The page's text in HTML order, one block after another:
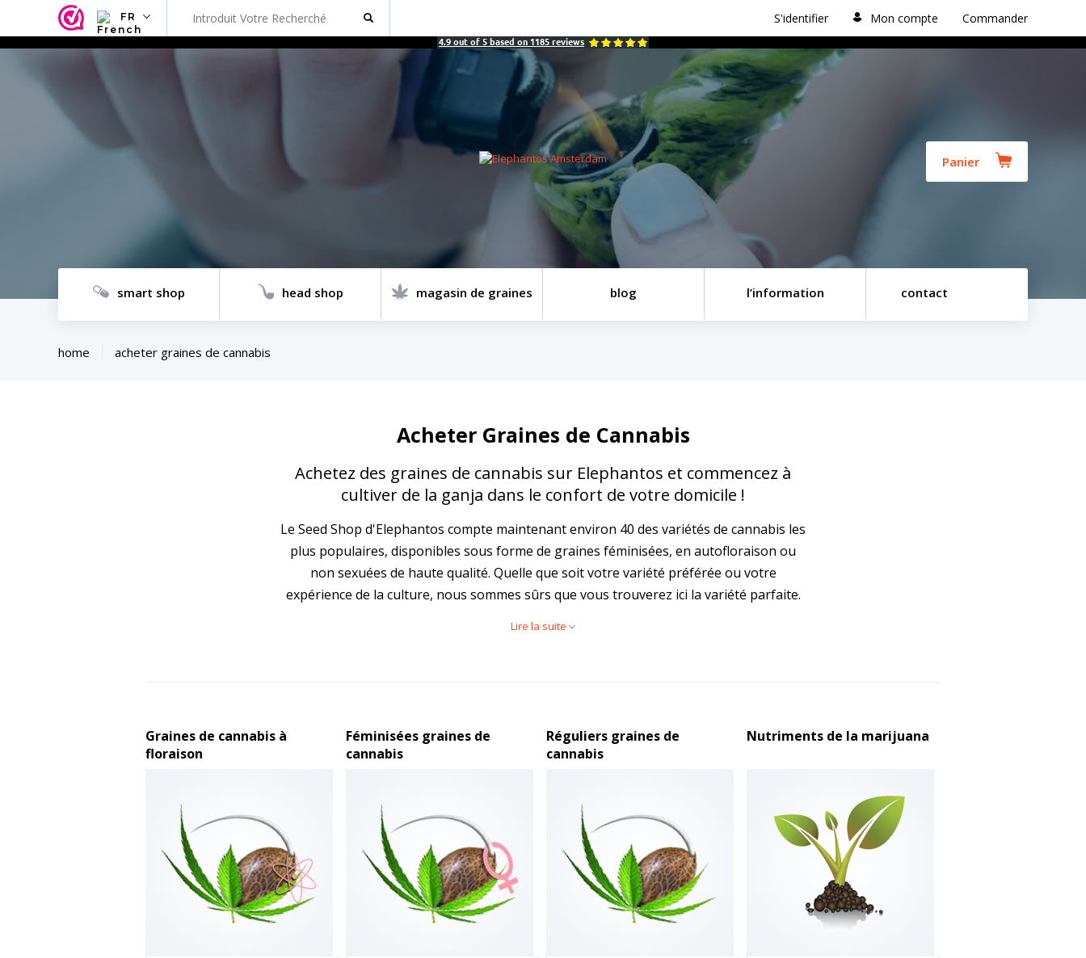
FR S'identifier Mon compte Commander
4.9 out of 5 based on 1185 reviews
Panier
smart shop head shop magasin de graines blog l’information contact
home acheter graines de cannabis
Acheter Graines de Cannabis
Achetez des graines de cannabis sur Elephantos et commencez à
cultiver de la ganja dans le confort de votre domicile !
Le Seed Shop d'Elephantos compte maintenant environ 40 des variétés de cannabis les
plus populaires, disponibles sous forme de graines féminisées, en autofloraison ou
non sexuées de haute qualité. Quelle que soit votre variété préférée ou votre
expérience de la culture, nous sommes sûrs que vous trouverez ici la variété parfaite.
Lire la suite
Graines de cannabis à
floraison
Féminisées graines de
cannabis
Réguliers graines de
cannabis
Nutriments de la marijuana